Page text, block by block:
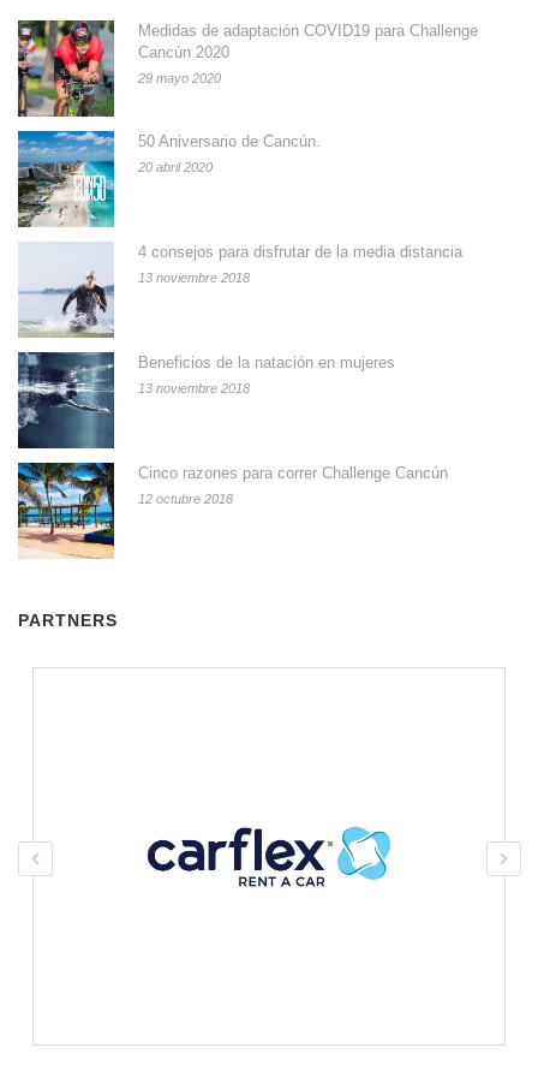
Medidas de adaptación COVID19 para Challenge
Cancún 2020
29 mayo 2020
50 Aniversario de Cancún.
20 abril 2020
4 consejos para disfrutar de la media distancia
13 noviembre 2018
Beneficios de la natación en mujeres
13 noviembre 2018
Cinco razones para correr Challenge Cancún
12 octubre 2018
PARTNERS